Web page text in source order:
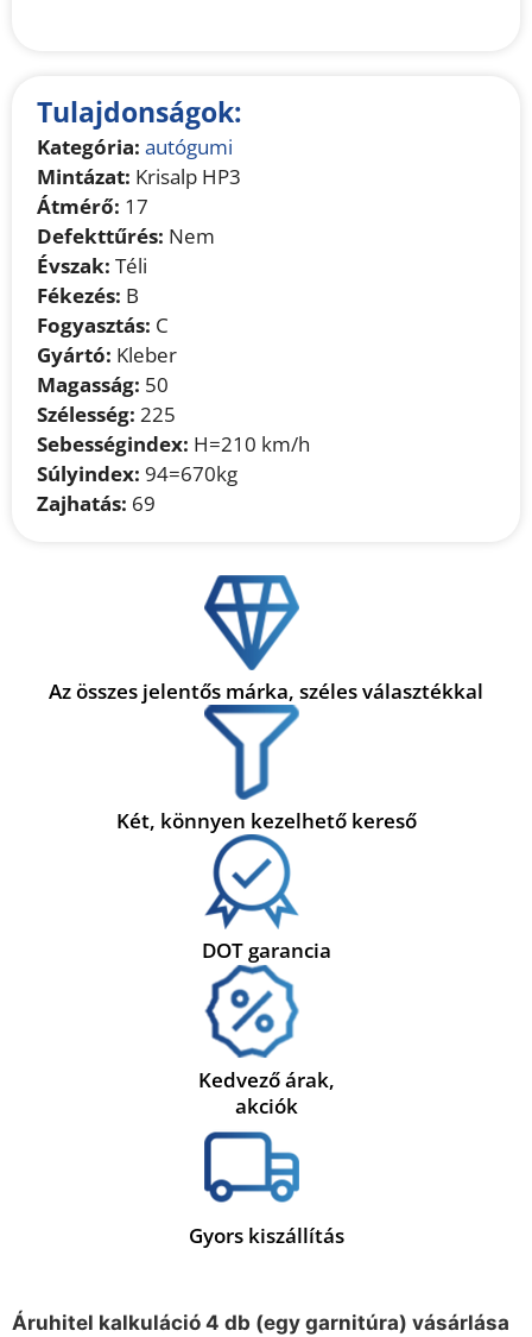
Tulajdonságok:
Kategória: autógumi
Mintázat: Krisalp HP3
Átmérő: 17
Defekttűrés: Nem
Évszak: Téli
Fékezés: B
Fogyasztás: C
Gyártó: Kleber
Magasság: 50
Szélesség: 225
Sebességindex: H=210 km/h
Súlyindex: 94=670kg
Zajhatás: 69
Az összes jelentős márka, széles választékkal
Két, könnyen kezelhető kereső
DOT garancia
Kedvező árak,
akciók
Gyors kiszállítás
Áruhitel kalkuláció 4 db (egy garnitúra) vásárlása